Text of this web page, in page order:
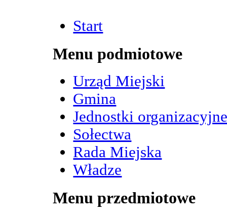
Start
Menu podmiotowe
Urząd Miejski
Gmina
Jednostki
Sołectwa
Rada Miejska
Władze
Menu przedmiotowe